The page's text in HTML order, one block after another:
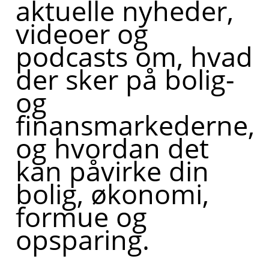
aktuelle nyheder,
videoer og
podcasts om, hvad
der sker på bolig-
og
finansmarkederne,
og hvordan det
kan påvirke din
bolig, økonomi,
formue og
opsparing.